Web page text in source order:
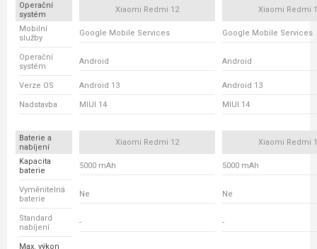
Operační
systém
Xiaomi Redmi 12 Xiaomi Redmi
Mobilní
služby
Google Mobile Services Google Mobile Services
Operační
systém
Android Android
Verze OS Android 13 Android 13
Nadstavba MIUI 14 MIUI 14
Baterie a
nabíjení
Xiaomi Redmi 12 Xiaomi Redmi
Kapacita
baterie
5000 mAh 5000 mAh
Vyměnitelná
baterie
Ne Ne
Standard
nabíjení
- -
Max. výkon